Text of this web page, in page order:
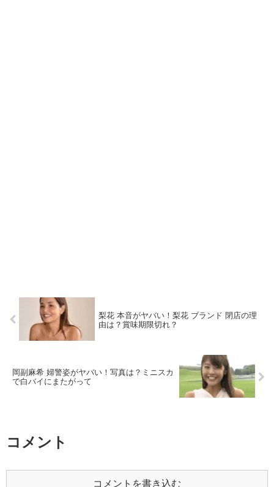
梨花 本音がヤバい！梨花 ブランド 閉店の理
由は？賞味期限切れ？
岡副麻希 婦警姿がヤバい！写真は？ミニスカ
で白バイにまたがって
コメント
コメントを書き込む